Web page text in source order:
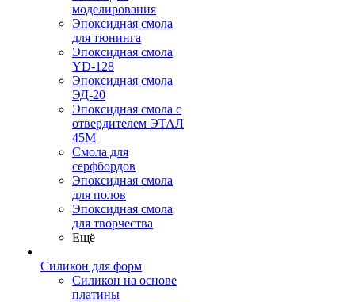
моделирования
Эпоксидная смола
для тюнинга
Эпоксидная смола
YD-128
Эпоксидная смола
ЭД-20
Эпоксидная смола с
отвердителем ЭТАЛ
45М
Смола для
серфбордов
Эпоксидная смола
для полов
Эпоксидная смола
для творчества
Ещё
Силикон для форм
Силикон на основе
платины